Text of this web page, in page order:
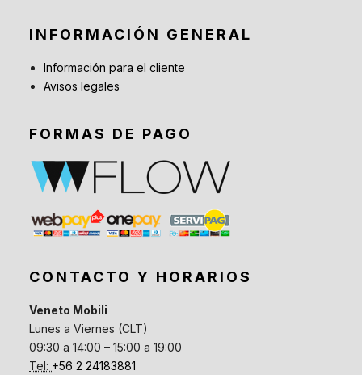
INFORMACIÓN GENERAL
Información para el cliente
Avisos legales
FORMAS DE PAGO
CONTACTO Y HORARIOS
Veneto Mobili
Lunes a Viernes (CLT)
09:30 a 14:00 – 15:00 a 19:00
Tel: +56 2 24183881